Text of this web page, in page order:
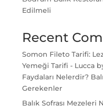
Edilmeli
Recent
Somon Fileto Tarifi:
Yemeği Tarifi - Lucca
Faydaları Nelerdir?
Gerekenler
Balık Sofrası Mezeleri